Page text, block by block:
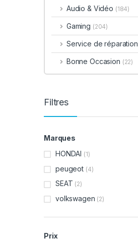
Audio & Vidéo (184)
Gaming (204)
Service de réparation
Bonne Occasion (22)
Filtres
Marques
HONDAI (1)
peugeot (4)
SEAT (2)
volkswagen (2)
Prix